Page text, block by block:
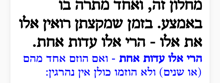
מחלון זה, ואחד מתרה בו
באמצע.בזמן שמקצתן רואין אלו
את אלו - הרי אלו עדות אחת.
הרי אלו עדות אחת - ואם הוזם אחד מהם
(או שנים) ולא הוזמו כולן אין נהרגין: